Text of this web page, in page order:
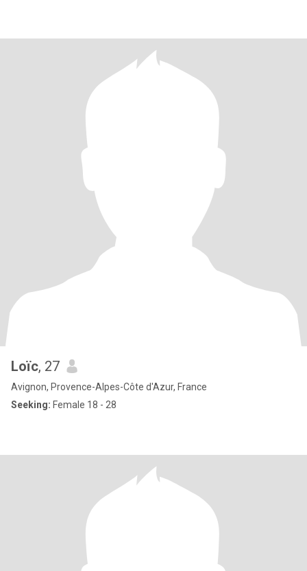
Loïc, 27
Avignon, Provence-Alpes-Côte d'Azur, France
Seeking: Female 18 - 28